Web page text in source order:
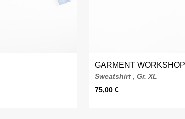
GARMENT WORKSHOP
Sweatshirt , Gr. XL
75,00€